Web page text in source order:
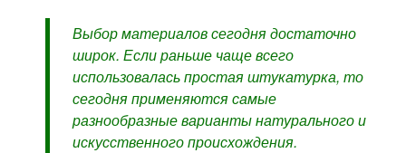
Выбор материалов сегодня достаточно
широк. Если раньше чаще всего
использовалась простая штукатурка, то
сегодня применяются самые
разнообразные варианты натурального и
искусственного происхождения.